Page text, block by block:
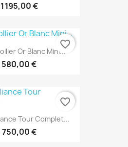
1 195,00 €
Or Blanc Mini...
580,00 €
favorite_border
Tour Complet...
750,00 €
favorite_border